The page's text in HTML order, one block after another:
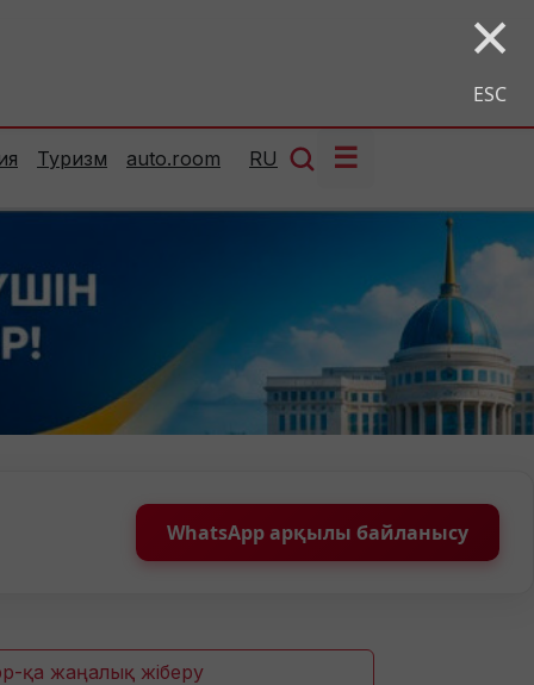
×
ESC
Туризм auto.room RU ☰
WhatsApp арқылы байланысу
қа жаңалық жіберу